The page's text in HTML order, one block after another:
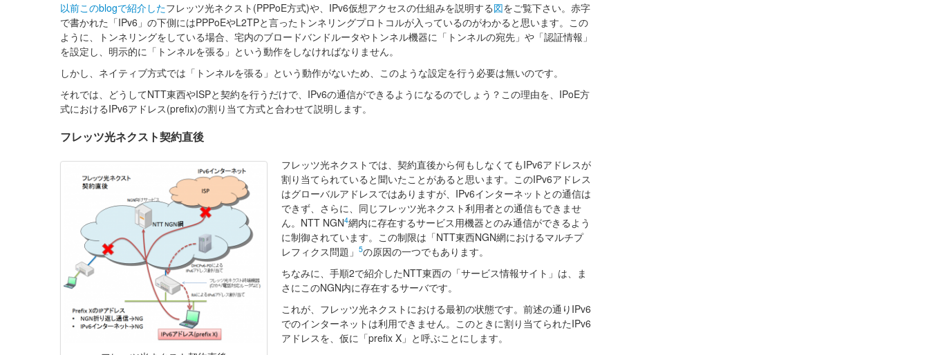
以前このblogで紹介したフレッツ光ネクスト(PPPoE方式)や、IPv6仮想アクセスの仕組みを説明する図をご覧下さい。赤字
で書かれた「IPv6」の下側にはPPPoEやL2TPと言ったトンネリングプロトコルが入っているのがわかると思います。この
ように、トンネリングをしている場合、宅内のブロードバンドルータやトンネル機器に「トンネルの宛先」や「認証情報」
を設定し、明示的に「トンネルを張る」という動作をしなければなりません。
しかし、ネイティブ方式では「トンネルを張る」という動作がないため、このような設定を行う必要は無いのです。
それでは、どうしてNTT東西やISPと契約を行うだけで、IPv6の通信ができるようになるのでしょう？この理由を、IPoE方
式におけるIPv6アドレス(prefix)の割り当て方式と合わせて説明します。
フレッツ光ネクスト契約直後
フレッツ光ネクストでは、契約直後から何もしなくてもIPv6アドレスが
割り当てられていると聞いたことがあると思います。このIPv6アドレス
はグローバルアドレスではありますが、IPv6インターネットとの通信は
できず、さらに、同じフレッツ光ネクスト利用者との通信もできませ
ん。NTT NGN4網内に存在するサービス用機器とのみ通信ができるよう
に制御されています。この制限は「NTT東西NGN網におけるマルチプ
レフィクス問題」 5の原因の一つでもあります。
ちなみに、手順2で紹介したNTT東西の「サービス情報サイト」は、ま
さにこのNGN内に存在するサーバです。
これが、フレッツ光ネクストにおける最初の状態です。前述の通りIPv6
でのインターネットは利用できません。このときに割り当てられたIPv6
アドレスを、仮に「prefix X」と呼ぶことにします。